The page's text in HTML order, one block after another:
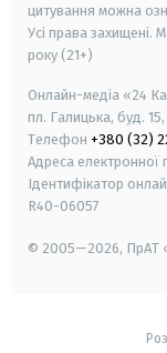
цитування можна
Усі права захищені.
року (21+)
Онлайн-медіа «24
пл. Галицька, буд.
Телефон +380 (32)
Адреса
Ідентифікатор
R40-06057
© 2005—2026, ПрАТ